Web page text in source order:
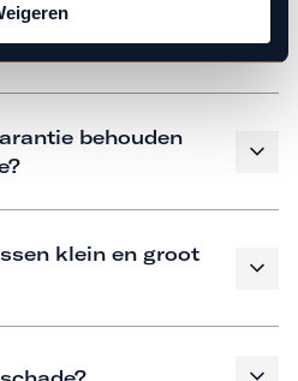
mogelijk?
behouden
klein en groot